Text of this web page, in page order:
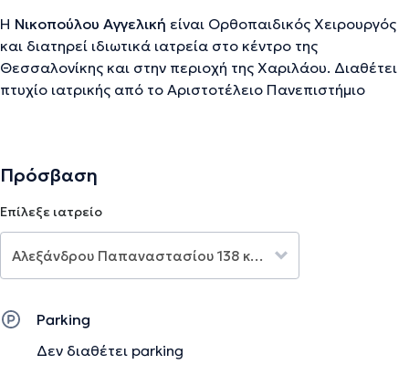
Η Νικοπούλου Αγγελική είναι Ορθοπαιδικός Χειρουργός
και διατηρεί ιδιωτικά ιατρεία στο κέντρο της
Θεσσαλονίκης και στην περιοχή της Χαριλάου. Διαθέτει
πτυχίο ιατρικής από το Αριστοτέλειο Πανεπιστήμιο
παρακολουθήσει μεταπτυχιακές σπουδές με αντικείμενο
διαβητικού ποδιού” στο Πανεπιστήμιο Θεσσαλίας-
θεραπευτική μέθοδο των εξωσωματικών κρουστικών
της καινοτόμου ελβετικής εταιρείας EMS DOLORCLAST.
Έχει συμμετάσχει σε πλήθος συνεδρίων στην Ελλάδα και
στο εξωτερικό, είτε ως ομιλητής είτε ως σύνεδρος και
Πρόσβαση
Επίλεξε ιατρείο
Parking
Δεν διαθέτει parking